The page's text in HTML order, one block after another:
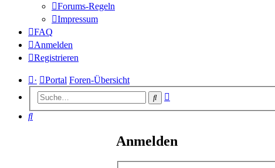
Forums-Regeln
Impressum
FAQ
Anmelden
Registrieren
· Portal Foren-Übersicht
Suche
Suche
Anmelden